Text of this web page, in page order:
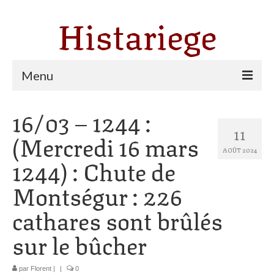
Histariege
Menu
Thèmes
Agriculture, forêt et pastoralisme
Pastoralisme
Cartulaire de Saint Sernin
Catharisme
11
AOÛT 2024
16/03 – 1244 :
(Mercredi 16 mars
1244) : Chute de
Montségur : 226
cathares sont brûlés
sur le bûcher
par Florent | | 0